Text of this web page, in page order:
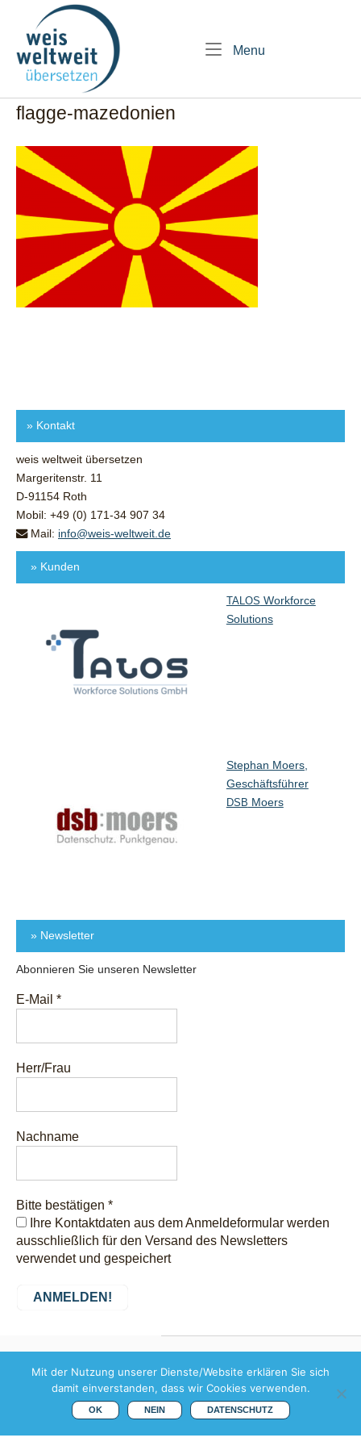
content
Menu
flagge-mazedonien
»Kontakt
weis weltweit übersetzen
Margeritenstr. 11
D-91154 Roth
Mobil: +49 (0) 171-34 907 34
Mail: info@weis-weltweit.de
» Kunden
TALOS Workforce
Solutions
Stephan Moers,
Geschäftsführer
DSB Moers
» Newsletter
Abonnieren Sie unseren Newsletter
E-Mail *
Herr/Frau
Nachname
Bitte bestätigen *
Ihre Kontaktdaten aus dem Anmeldeformular werden
ausschließlich für den Versand des Newsletters
verwendet und gespeichert
weltweit übersetzen |
Margeritenstr. 11 | D-91154
Roth |Mail|Impressum
Datenschutz
Theme by
SiteOrigin
Mit der Nutzung unserer Dienste/Website erklären Sie sich
damit einverstanden, dass wir Cookies verwenden.
OK NEIN DATENSCHUTZ